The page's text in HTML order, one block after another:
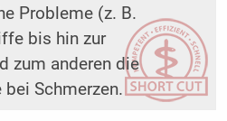
Probleme (z. B.
bis hin zur
zum anderen die
Schmerzen.